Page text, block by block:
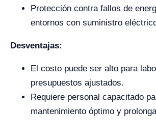
Protección contra fallos de
entornos con suministro
Desventajas:
El costo puede ser alto para
presupuestos ajustados.
Requiere personal capacitado
mantenimiento óptimo y